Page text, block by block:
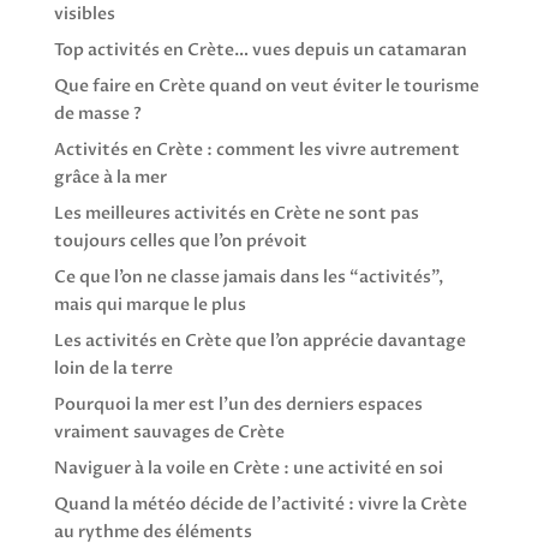
visibles
Top activités en Crète… vues depuis un catamaran
Que faire en Crète quand on veut éviter le tourisme
de masse ?
Activités en Crète : comment les vivre autrement
grâce à la mer
Les meilleures activités en Crète ne sont pas
toujours celles que l’on prévoit
Ce que l’on ne classe jamais dans les “activités”,
mais qui marque le plus
Les activités en Crète que l’on apprécie davantage
loin de la terre
Pourquoi la mer est l’un des derniers espaces
vraiment sauvages de Crète
Naviguer à la voile en Crète : une activité en soi
Quand la météo décide de l’activité : vivre la Crète
au rythme des éléments